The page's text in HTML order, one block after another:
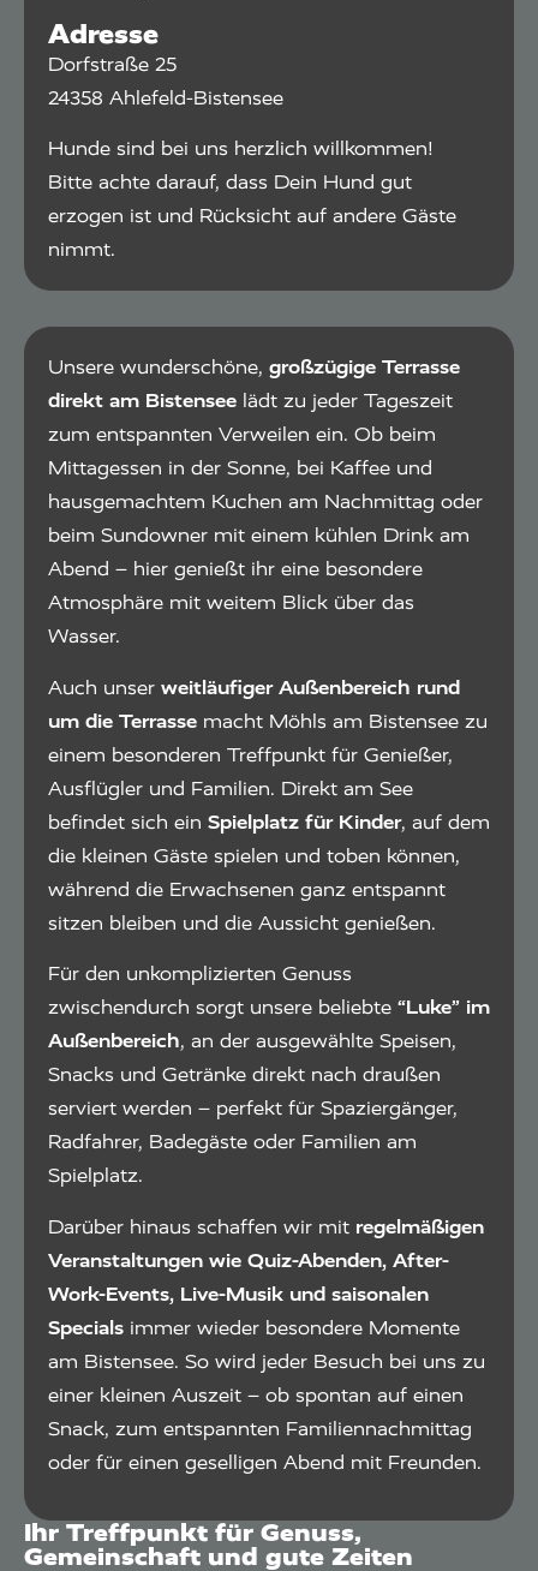
Adresse
Dorfstraße 25
24358 Ahlefeld-Bistensee
Hunde sind bei uns herzlich willkommen!
Bitte achte darauf, dass Dein Hund gut
erzogen ist und Rücksicht auf andere Gäste
nimmt.
Unsere wunderschöne, großzügige Terrasse
direkt am Bistensee lädt zu jeder Tageszeit
zum entspannten Verweilen ein. Ob beim
Mittagessen in der Sonne, bei Kaffee und
hausgemachtem Kuchen am Nachmittag oder
beim Sundowner mit einem kühlen Drink am
Abend – hier genießt ihr eine besondere
Atmosphäre mit weitem Blick über das
Wasser.
Auch unser weitläufiger Außenbereich rund
um die Terrasse macht Möhls am Bistensee zu
einem besonderen Treffpunkt für Genießer,
Ausflügler und Familien. Direkt am See
befindet sich ein Spielplatz für Kinder, auf dem
die kleinen Gäste spielen und toben können,
während die Erwachsenen ganz entspannt
sitzen bleiben und die Aussicht genießen.
Für den unkomplizierten Genuss
zwischendurch sorgt unsere beliebte “Luke” im
Außenbereich, an der ausgewählte Speisen,
Snacks und Getränke direkt nach draußen
serviert werden – perfekt für Spaziergänger,
Radfahrer, Badegäste oder Familien am
Spielplatz.
Darüber hinaus schaffen wir mit regelmäßigen
Veranstaltungen wie Quiz-Abenden, After-
Work-Events, Live-Musik und saisonalen
Specials immer wieder besondere Momente
am Bistensee. So wird jeder Besuch bei uns zu
einer kleinen Auszeit – ob spontan auf einen
Snack, zum entspannten Familiennachmittag
oder für einen geselligen Abend mit Freunden.
Ihr Treffpunkt für Genuss,
Gemeinschaft und gute Zeiten